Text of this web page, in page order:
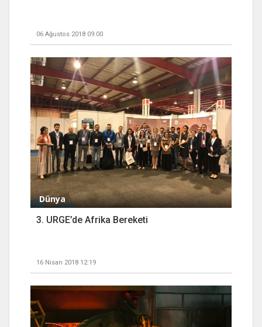
06 Ağustos 2018 09:00
Dünya
3. URGE’de Afrika Bereketi
16 Nisan 2018 12:19